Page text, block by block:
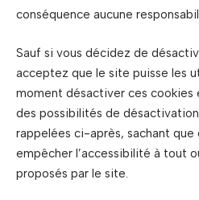
conséquence aucune
Sauf si vous décidez de
acceptez que le site puisse les
moment désactiver ces
des possibilités de
rappelées ci-après, sachant que
empêcher l’accessibilité à tout
proposés par le site.